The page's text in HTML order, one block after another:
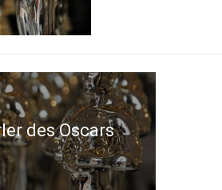
des Oscars